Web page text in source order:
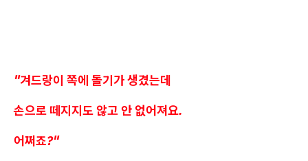
"겨드랑이 쪽에 돌기가 생겼는데
손으로 떼지지도 않고 안 없어져요.
어쩌죠?"